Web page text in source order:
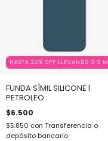
HASTA 20% OFF LLEVANDO 3 O
FUNDA SÍMIL SILICONE |
PETROLEO
$6.500
$5.850 con Transferencia o
depósito bancario